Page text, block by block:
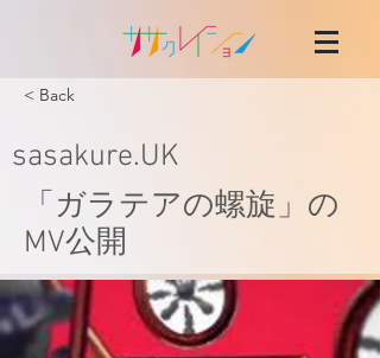
< Back
sasakure.UK
「ガラテアの螺旋」の
MV公開